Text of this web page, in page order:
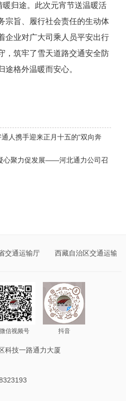
暖归途。此次元宵节送温暖活
宗旨、履行社会责任的生动体
企业对广大司乘人员平安出行
，筑牢了雪天道路交通安全防
途格外温暖而安心。
人携手迎来正月十五的“双向奔
心聚力促发展——河北通力公司召
通运输厅 西藏自治区交通运输厅
微信视频号 抖音
科技一路通力大厦